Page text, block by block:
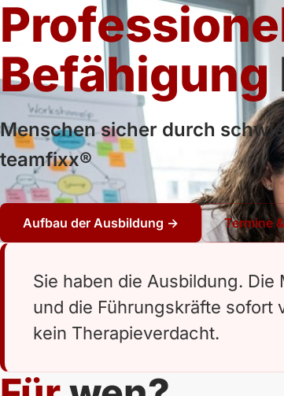
Befähigung
Menschen sicher durch
teamfixx®
Aufbau der Ausbildung → Termine
Sie haben die Ausbildung.
und die Führungskräfte sofort
kein Therapieverdacht.